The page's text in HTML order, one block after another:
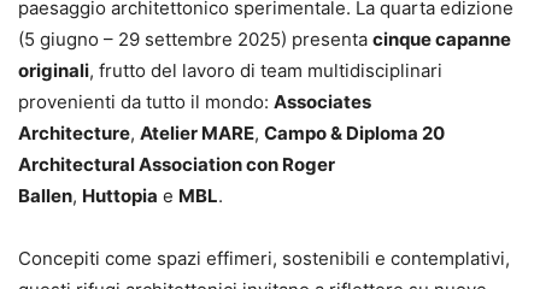
paesaggio architettonico sperimentale. La quarta edizione
(5 giugno – 29 settembre 2025) presenta cinque capanne
originali, frutto del lavoro di team multidisciplinari
provenienti da tutto il mondo: Associates
Architecture, Atelier MARE, Campo & Diploma 20
Architectural Association con Roger
Ballen, Huttopia e MBL.
Concepiti come spazi effimeri, sostenibili e contemplativi,